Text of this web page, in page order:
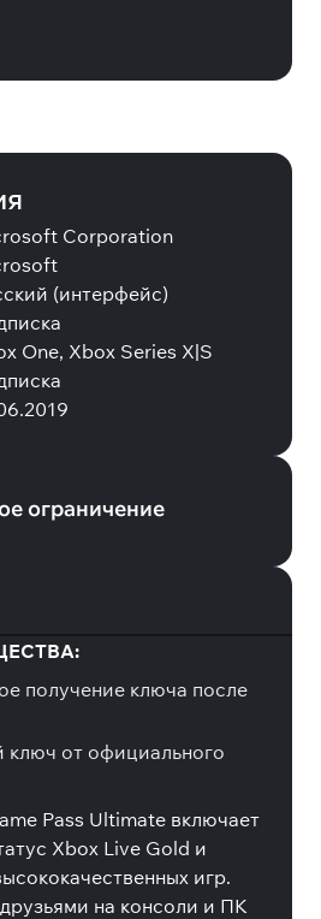
Corporation
(интерфейс)
One, Xbox Series X|S
ограничение
получение ключа после
от официального
Pass Ultimate включает
Xbox Live Gold и
игр.
на консоли и ПК